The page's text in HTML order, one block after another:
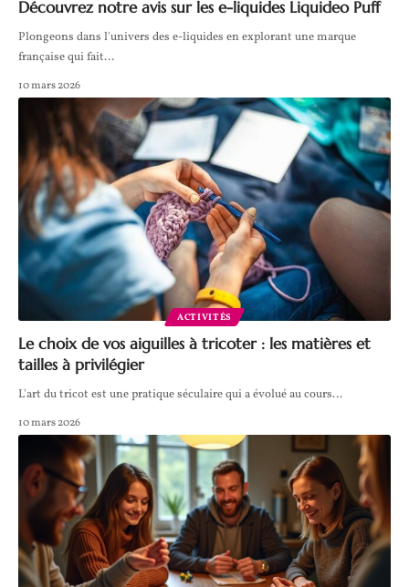
Découvrez notre avis sur les e-liquides Liquideo Puff
Plongeons dans l'univers des e-liquides en explorant une marque
française qui fait…
10 mars 2026
ACTIVITÉS
Le choix de vos aiguilles à tricoter : les matières et
tailles à privilégier
L'art du tricot est une pratique séculaire qui a évolué au cours…
10 mars 2026